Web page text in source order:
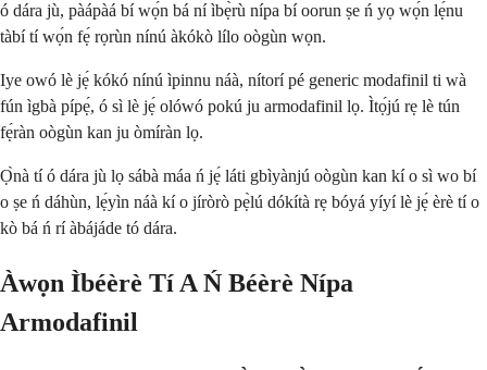
ó dára jù, pàápàá bí wọ́n bá ní ìbẹ̀rù nípa bí oorun ṣe ń yọ wọ́n lẹ́nu
tàbí tí wọ́n fẹ́ rọrùn nínú àkókò lílo oògùn wọn.
Iye owó lè jẹ́ kókó nínú ìpinnu náà, nítorí pé generic modafinil ti wà
fún ìgbà pípẹ́, ó sì lè jẹ́ olówó pokú ju armodafinil lọ. Ìtọ́jú rẹ lè tún
fẹ́ràn oògùn kan ju òmíràn lọ.
Ọ̀nà tí ó dára jù lọ sábà máa ń jẹ́ láti gbìyànjú oògùn kan kí o sì wo bí
o ṣe ń dáhùn, lẹ́yìn náà kí o jíròrò pẹ̀lú dókítà rẹ bóyá yíyí lè jẹ́ èrè tí o
kò bá ń rí àbájáde tó dára.
Àwọn Ìbéèrè Tí A Ń Béèrè Nípa
Armodafinil